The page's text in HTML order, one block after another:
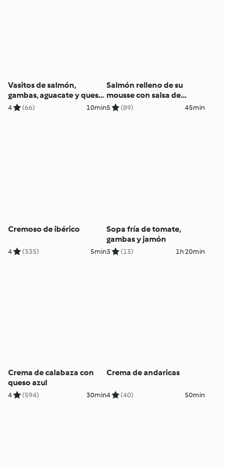
Vasitos de salmón,
gambas, aguacate y queso
fresco
4 (66) 10min
Salmón relleno de su
mousse con salsa de
mango
5 (89) 45min
Cremoso de ibérico
4 (335) 5min
Sopa fría de tomate,
gambas y jamón
3 (13) 1h 20min
Crema de calabaza con
queso azul
4 (594) 30min
Crema de andaricas
4 (40) 50min